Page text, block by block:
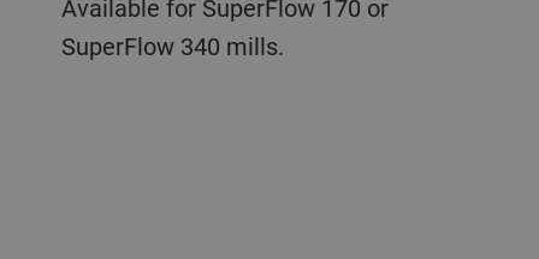
Available for SuperFlow 170 or
SuperFlow 340 mills.